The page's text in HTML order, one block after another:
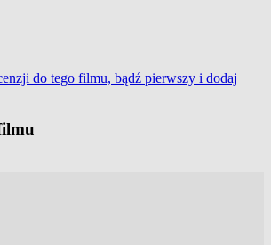
do tego filmu, bądź pierwszy i dodaj